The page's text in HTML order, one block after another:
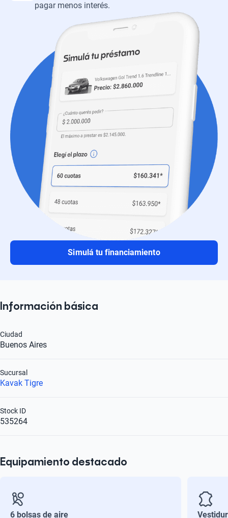
pagar menos interés.
Simulá tu financiamiento
Información básica
Buenos Aires
Ciudad
Kavak Tigre
Sucursal
535264
Stock ID
Equipamiento destacado
6 bolsas de aire